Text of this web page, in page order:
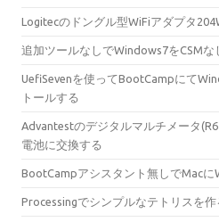
Logitecのドングル型WiFiアダプタ
追加ツールなしでWindows7をCSMな
UefiSevenを使ってBootCampにて
トールする
Advantestのデジタルマルチメータ
電池に交換する
BootCampアシスタント無しでMac
Processingでシンプルなテトリスを作